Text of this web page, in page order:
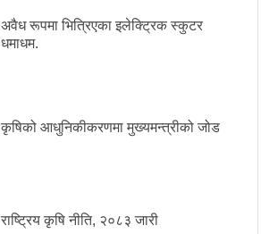
अवैध रूपमा भित्रिएका इलेक्ट्रिक स्कुटर
धमाधम.
कृषिको आधुनिकीकरणमा मुख्यमन्त्रीको जोड
राष्ट्रिय कृषि नीति, २०८३ जारी